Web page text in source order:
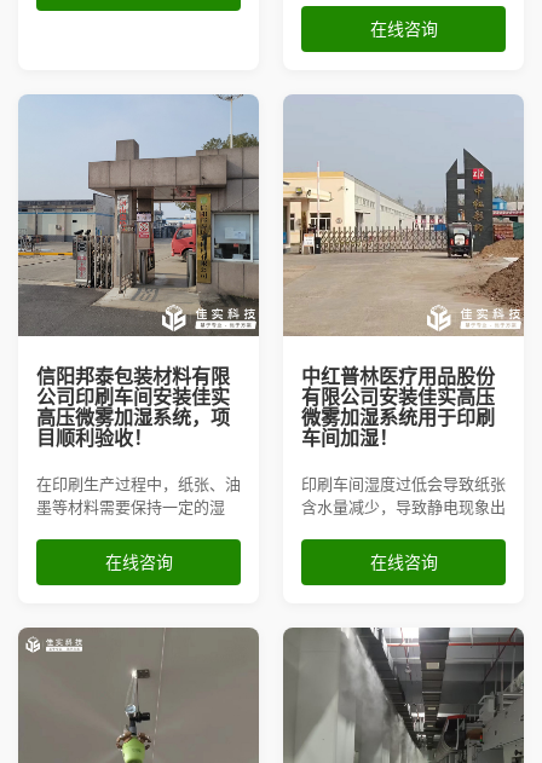
和美观度，还会降低生产效
率，造成原材料浪费，最终影
题。
在线咨询
信阳邦泰包装材料有限
公司印刷车间安装佳实
高压微雾加湿系统，项
目顺利验收！
在印刷生产过程中，纸张、油
墨等材料需要保持一定的湿
进生产顺利进行。因此，信阳
邦泰包装材料有限公司为其印
在线咨询
中红普林医疗用品股份
有限公司安装佳实高压
微雾加湿系统用于印刷
车间加湿！
印刷车间湿度过低会导致纸张
含水量减少，导致静电现象出
纸张粘连、卡纸等现象。这不
仅影响印刷效率，还会损坏印
向我司订购了高压微雾加湿系
统，用于印刷车间增湿。
在线咨询